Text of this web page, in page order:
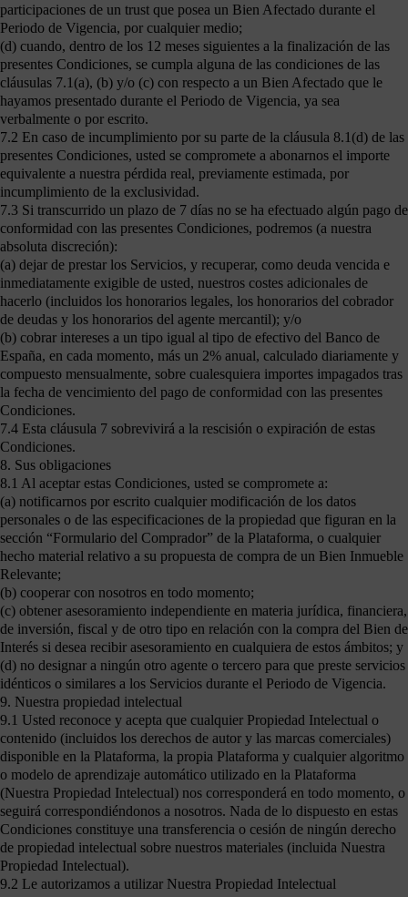
participaciones de un trust que posea un Bien Afectado durante el
Periodo de Vigencia, por cualquier medio;
(d) cuando, dentro de los 12 meses siguientes a la finalización de las
presentes Condiciones, se cumpla alguna de las condiciones de las
cláusulas 7.1(a), (b) y/o (c) con respecto a un Bien Afectado que le
hayamos presentado durante el Periodo de Vigencia, ya sea
verbalmente o por escrito.
7.2 En caso de incumplimiento por su parte de la cláusula 8.1(d) de las
presentes Condiciones, usted se compromete a abonarnos el importe
equivalente a nuestra pérdida real, previamente estimada, por
incumplimiento de la exclusividad.
7.3 Si transcurrido un plazo de 7 días no se ha efectuado algún pago de
conformidad con las presentes Condiciones, podremos (a nuestra
absoluta discreción):
(a) dejar de prestar los Servicios, y recuperar, como deuda vencida e
inmediatamente exigible de usted, nuestros costes adicionales de
hacerlo (incluidos los honorarios legales, los honorarios del cobrador
de deudas y los honorarios del agente mercantil); y/o
(b) cobrar intereses a un tipo igual al tipo de efectivo del Banco de
España, en cada momento, más un 2% anual, calculado diariamente y
compuesto mensualmente, sobre cualesquiera importes impagados tras
la fecha de vencimiento del pago de conformidad con las presentes
Condiciones.
7.4 Esta cláusula 7 sobrevivirá a la rescisión o expiración de estas
Condiciones.
8. Sus obligaciones
8.1 Al aceptar estas Condiciones, usted se compromete a:
(a) notificarnos por escrito cualquier modificación de los datos
personales o de las especificaciones de la propiedad que figuran en la
sección “Formulario del Comprador” de la Plataforma, o cualquier
hecho material relativo a su propuesta de compra de un Bien Inmueble
Relevante;
(b) cooperar con nosotros en todo momento;
(c) obtener asesoramiento independiente en materia jurídica, financiera,
de inversión, fiscal y de otro tipo en relación con la compra del Bien de
Interés si desea recibir asesoramiento en cualquiera de estos ámbitos; y
(d) no designar a ningún otro agente o tercero para que preste servicios
idénticos o similares a los Servicios durante el Periodo de Vigencia.
9. Nuestra propiedad intelectual
9.1 Usted reconoce y acepta que cualquier Propiedad Intelectual o
contenido (incluidos los derechos de autor y las marcas comerciales)
disponible en la Plataforma, la propia Plataforma y cualquier algoritmo
o modelo de aprendizaje automático utilizado en la Plataforma
(Nuestra Propiedad Intelectual) nos corresponderá en todo momento, o
seguirá correspondiéndonos a nosotros. Nada de lo dispuesto en estas
Condiciones constituye una transferencia o cesión de ningún derecho
de propiedad intelectual sobre nuestros materiales (incluida Nuestra
Propiedad Intelectual).
9.2 Le autorizamos a utilizar Nuestra Propiedad Intelectual